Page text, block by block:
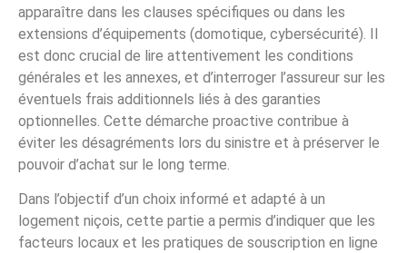
apparaître dans les clauses spécifiques ou dans les
extensions d’équipements (domotique, cybersécurité). Il
est donc crucial de lire attentivement les conditions
générales et les annexes, et d’interroger l’assureur sur les
éventuels frais additionnels liés à des garanties
optionnelles. Cette démarche proactive contribue à
éviter les désagréments lors du sinistre et à préserver le
pouvoir d’achat sur le long terme.
Dans l’objectif d’un choix informé et adapté à un
logement niçois, cette partie a permis d’indiquer que les
facteurs locaux et les pratiques de souscription en ligne